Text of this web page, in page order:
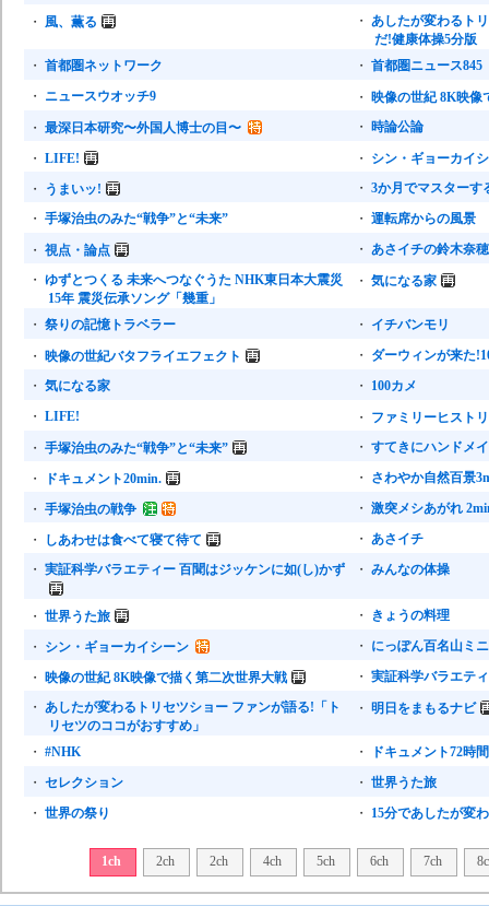
・ 風、薫る ・ あしたが変わるト
だ!健康体操5分版
・ 首都圏ネットワーク ・ 首都圏ニュース845
・
ニュースウオッチ9 ・ 映像の世紀 8K映像
・ 最深日本研究〜外国人博士の目〜 ・ 時論公論
・ LIFE! ・
シン・ギョーカイ
・
うまいッ! ・ 3か月でマスターす
・ 手塚治虫のみた“戦争”と“未来” ・ 運転席からの風景
・ 視点・論点 ・ あさイチの鈴木奈
・ ゆずとつくる 未来へつなぐうた NHK東日本大震災
15年 震災伝承ソング「幾重」
・ 気になる家
・ 祭りの記憶トラベラー ・ イチバンモリ
・ 映像の世紀バタフライエフェクト ・
ダーウィンが来た
・ 気になる家 ・
100カメ
・ LIFE! ・
ファミリーヒスト
・ 手塚治虫のみた“戦争”と“未来” ・ すてきにハンドメ
・ ドキュメント20min. ・ さわやか自然百景
・ 手塚治虫の戦争 ・ 激突メシあがれ
・ しあわせは食べて寝て待て ・ あさイチ
・ 実証科学バラエティー 百聞はジッケンに如(し)かず ・ みんなの体操
・ 世界うた旅 ・ きょうの料理
・ シン・ギョーカイシーン ・ にっぽん百名山ミ
・ 映像の世紀 8K映像で描く第二次世界大戦 ・ 実証科学バラエテ
・ あしたが変わるトリセツショー ファンが語る!「ト
リセツのココがおすすめ」
・ 明日をまもるナビ
・ #NHK ・
ドキュメント72時間
・ セレクション ・ 世界うた旅
・ 世界の祭り ・ 15分であしたが変
1ch 2ch 2ch 4ch 5ch 6ch 7ch